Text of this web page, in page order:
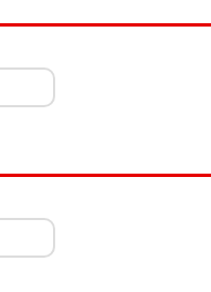
から探す